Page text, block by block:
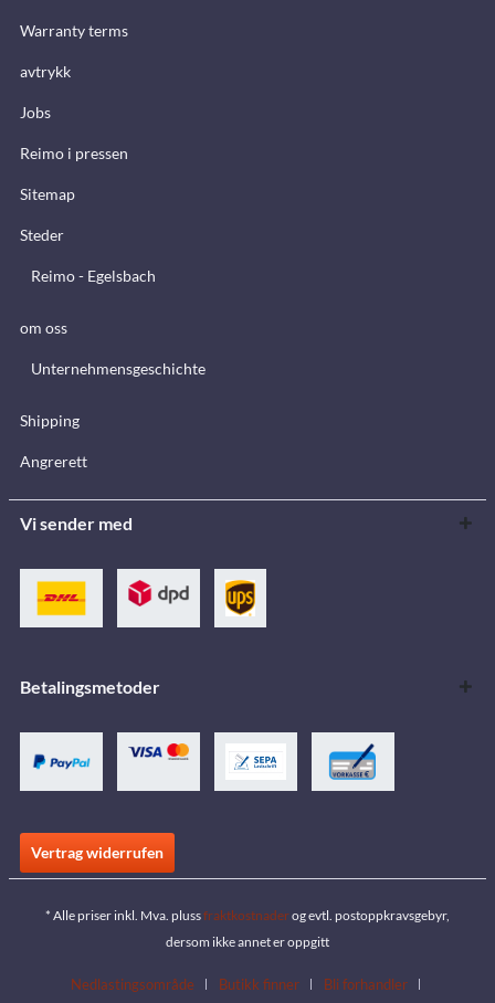
Warranty terms
avtrykk
Jobs
Reimo i pressen
Sitemap
Steder
Reimo - Egelsbach
om oss
Unternehmensgeschichte
Shipping
Angrerett
Vi sender med
Betalingsmetoder
Vertrag widerrufen
* Alle priser inkl. Mva. plussfraktkostnaderog evtl. postoppkravsgebyr,
dersom ikke annet er oppgitt
Nedlastingsområde Butikk finner Bli forhandler